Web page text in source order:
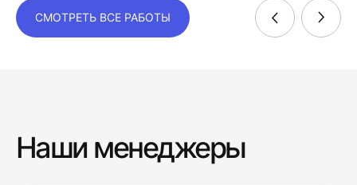
СМОТРЕТЬ ВСЕ РАБОТЫ
Наши менеджеры